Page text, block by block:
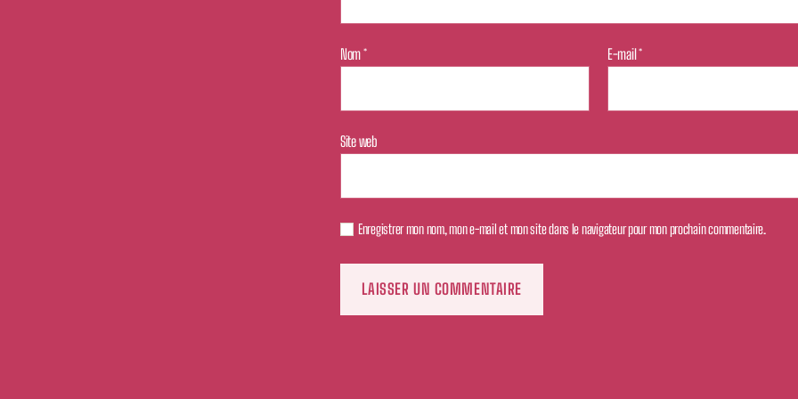
Nom* E-mail*
Site web
Enregistrer mon nom, mon e-mail et mon site dans le navigateur pour mon prochain commentaire.